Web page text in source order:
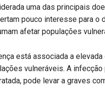
uma das principais
pouco interesse para o
afetar populações
está associada a
vulneráveis. A
pode levar a graves